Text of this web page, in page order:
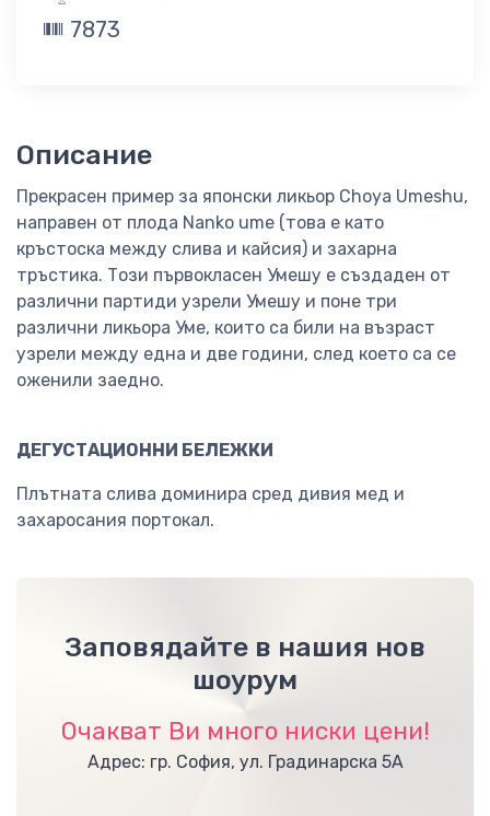
7873
Описание
Прекрасен пример за японски ликьор Choya Umeshu,
направен от плода Nanko ume (това е като
кръстоска между слива и кайсия) и захарна
тръстика. Този първокласен Умешу е създаден от
различни партиди узрели Умешу и поне три
различни ликьора Уме, които са били на възраст
узрели между една и две години, след което са се
оженили заедно.
ДЕГУСТАЦИОННИ БЕЛЕЖКИ
Плътната слива доминира сред дивия мед и
захаросания портокал.
Заповядайте в нашия нов
шоурум
Очакват Ви много ниски цени!
Адрес: гр. София, ул. Градинарска 5А